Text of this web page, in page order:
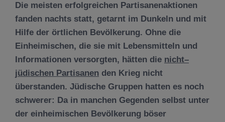
Die meisten erfolgreichen Partisanenaktionen
fanden nachts statt, getarnt im Dunkeln und mit
Hilfe der örtlichen Bevölkerung. Ohne die
Einheimischen, die sie mit Lebensmitteln und
Informationen versorgten, hätten die nicht–
jüdischen Partisanen den Krieg nicht
überstanden. Jüdische Gruppen hatten es noch
schwerer: Da in manchen Gegenden selbst unter
der einheimischen Bevölkerung böser